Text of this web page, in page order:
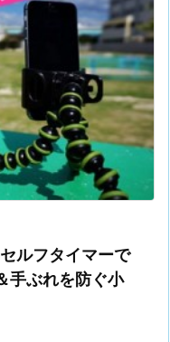
ルフタイマーで
手ぶれを防ぐ小